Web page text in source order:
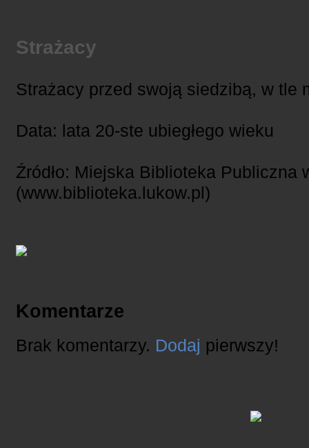
Strażacy
Strażacy przed swoją siedzibą, w tle
Data: lata 20-ste ubiegłego wieku
Źródło: Miejska Biblioteka Publiczna
(www.biblioteka.lukow.pl)
Komentarze
Brak komentarzy. Dodaj pierwszy!